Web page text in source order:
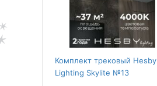
Комплект трековый Hesby
Lighting Skylite №13